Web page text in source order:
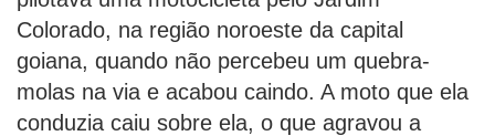
Colorado, na região noroeste da capital
goiana, quando não percebeu um quebra-
molas na via e acabou caindo. A moto que ela
conduzia caiu sobre ela, o que agravou a